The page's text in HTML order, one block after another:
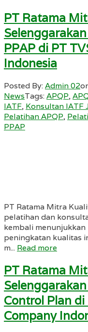
PT Ratama
PPAP di PT
Indonesia
Posted By:Admin 02
NewsTags:APQP,
IATF, Konsultan IATF
Pelatihan APQP,
PPAP
PT Ratama Mitra
pelatihan dan
kembali
peningkatan kualitas
m... Read more
PT Ratama
Control Plan
Company